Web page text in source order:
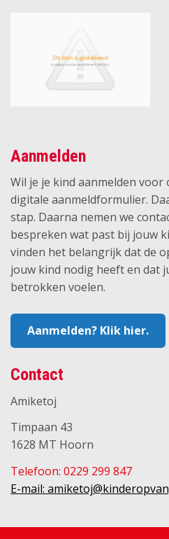
Aanmelden
Wil je je kind aanmelden voor
digitale aanmeldformulier.
stap. Daarna nemen we
bespreken wat past bij jouw
vinden het belangrijk dat de
jouw kind nodig heeft en dat
betrokken voelen.
Aanmelden? Klik hier.
Contact
Amiketoj
Timpaan 43
1628 MT Hoorn
Telefoon: 0229 299 847
E-mail: